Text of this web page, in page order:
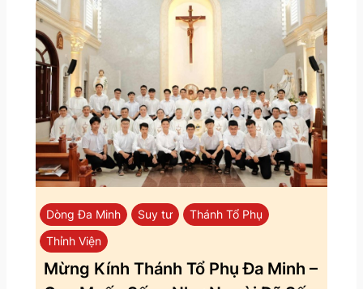
Dòng Đa Minh Suy tư
Thánh Tổ Phụ
Thỉnh Viện
Mừng Kính Thánh Tổ Phụ Đa Minh –